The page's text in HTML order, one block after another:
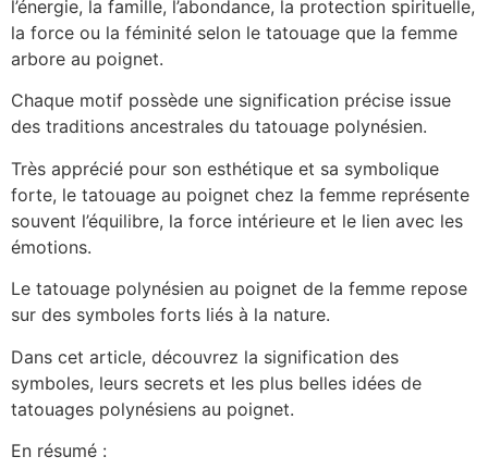
l’énergie, la famille, l’abondance, la protection spirituelle,
la force ou la féminité selon le tatouage que la femme
arbore au poignet.
Chaque motif possède une signification précise issue
des traditions ancestrales du tatouage polynésien.
Très apprécié pour son esthétique et sa symbolique
forte, le tatouage au poignet chez la femme représente
souvent l’équilibre, la force intérieure et le lien avec les
émotions.
Le tatouage polynésien au poignet de la femme repose
sur des symboles forts liés à la nature.
Dans cet article, découvrez la signification des
symboles, leurs secrets et les plus belles idées de
tatouages polynésiens au poignet.
En résumé :